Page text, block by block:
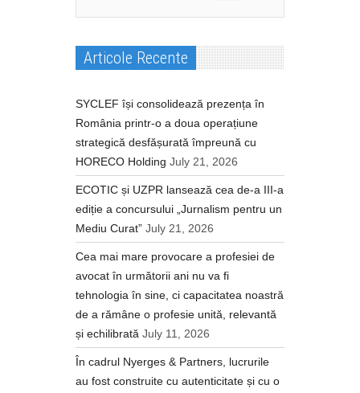
Articole Recente
SYCLEF își consolidează prezența în
România printr-o a doua operațiune
strategică desfășurată împreună cu
HORECO Holding July 21, 2026
ECOTIC și UZPR lansează cea de-a III-a
ediție a concursului „Jurnalism pentru un
Mediu Curat” July 21, 2026
Cea mai mare provocare a profesiei de
avocat în următorii ani nu va fi
tehnologia în sine, ci capacitatea noastră
de a rămâne o profesie unită, relevantă
și echilibrată July 11, 2026
În cadrul Nyerges & Partners, lucrurile
au fost construite cu autenticitate și cu o